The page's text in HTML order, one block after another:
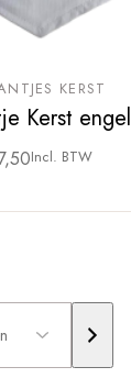
KERST
Kerst engel
Incl. BTW